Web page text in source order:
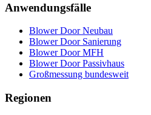
Anwendungsfälle
Blower Door Neubau
Blower Door Sanierung
Blower Door MFH
Blower Door Passivhaus
Großmessung bundesweit
Regionen